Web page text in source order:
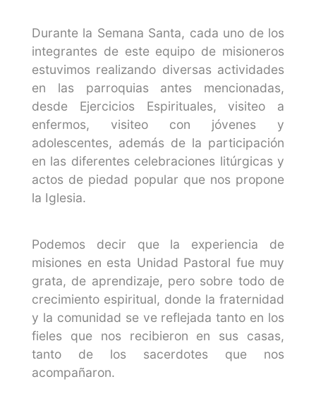
Durante la Semana Santa, cada uno de los
integrantes de este equipo de misioneros
estuvimos realizando diversas actividades
en las parroquias antes mencionadas,
desde Ejercicios Espirituales, visiteo a
enfermos, visiteo con jóvenes y
adolescentes, además de la participación
en las diferentes celebraciones litúrgicas y
actos de piedad popular que nos propone
la Iglesia.
Podemos decir que la experiencia de
misiones en esta Unidad Pastoral fue muy
grata, de aprendizaje, pero sobre todo de
crecimiento espiritual, donde la fraternidad
y la comunidad se ve reflejada tanto en los
fieles que nos recibieron en sus casas,
tanto de los sacerdotes que nos
acompañaron.